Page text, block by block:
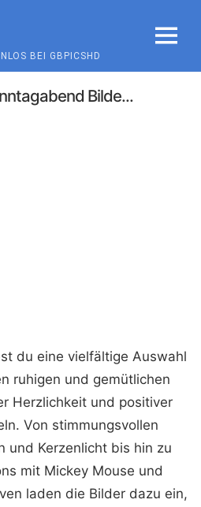
BEI GBPICSHD
MENU
Bilde...
du eine vielfältige Auswahl
ruhigen und gemütlichen
Herzlichkeit und positiver
Von stimmungsvollen
und Kerzenlicht bis hin zu
mit Mickey Mouse und
laden die Bilder dazu ein,